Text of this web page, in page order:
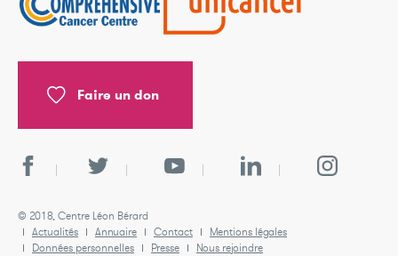
Faire un don
© 2018, Centre Léon Bérard
Actualités
Annuaire Contact
Mentions légales
Données personnelles
Presse
Nous rejoindre